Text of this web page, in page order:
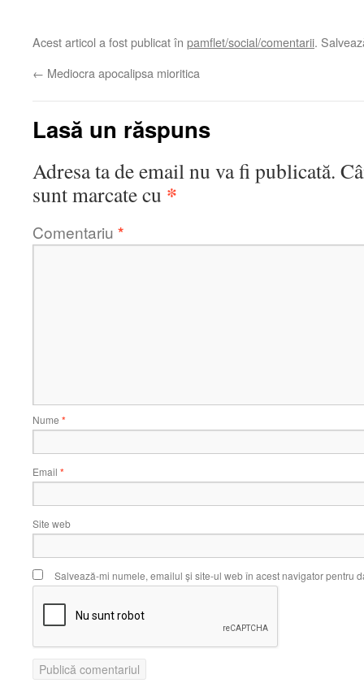
Acest articol a fost publicat în pamflet/social/comentarii.
← Mediocra apocalipsa mioritica
Lasă un răspuns
Adresa ta de email nu va fi publicată.
sunt marcate cu *
Comentariu *
Nume *
Email *
Site web
Salvează-mi numele, emailul și site-ul web în acest navigator pentru